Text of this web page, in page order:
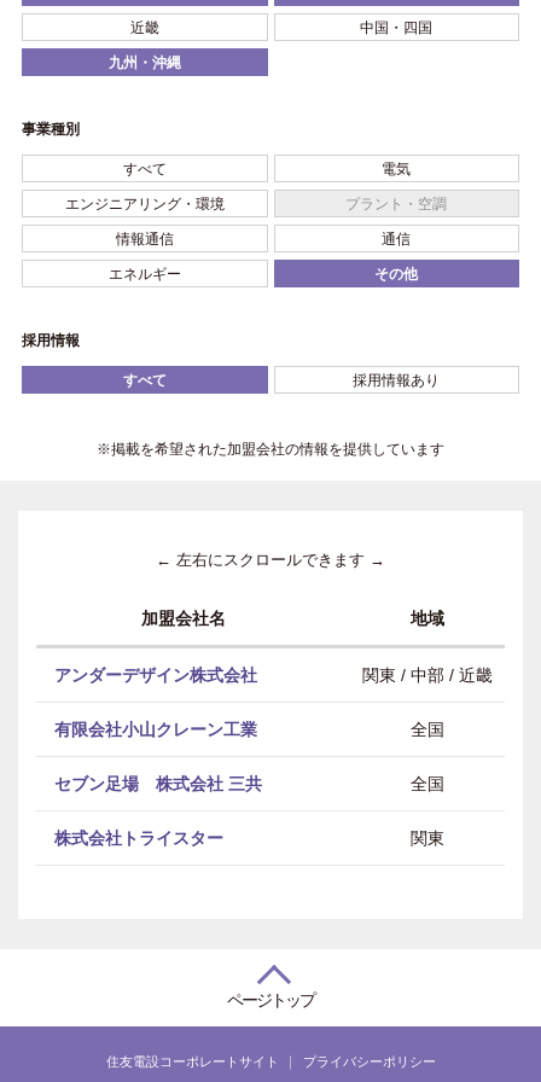
近畿 中国・四国
九州・沖縄
事業種別
すべて 電気
エンジニアリング・環境 プラント・空調
情報通信 通信
エネルギー その他
採用情報
すべて 採用情報あり
※掲載を希望された加盟会社の情報を提供しています
← 左右にスクロールできます →
加盟会社名 地域
アンダーデザイン株式会社 関東 / 中部 / 近畿
有限会社小山クレーン工業 全国
セブン足場 株式会社 三共 全国
株式会社トライスター 関東
ページトップ
住友電設コーポレートサイト プライバシーポリシー